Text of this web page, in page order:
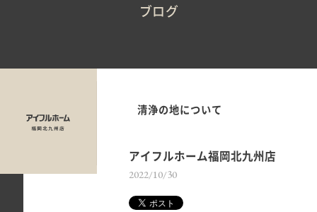
ブログ
清浄の地について
アイフルホーム福岡北九州店
2022/10/30